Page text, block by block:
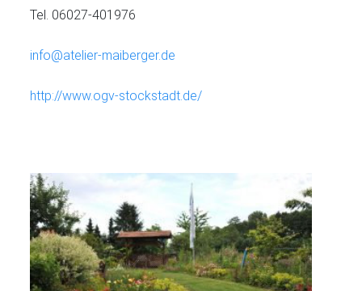
Tel. 06027-401976
info@atelier-maiberger.de
http://www.ogv-stockstadt.de/